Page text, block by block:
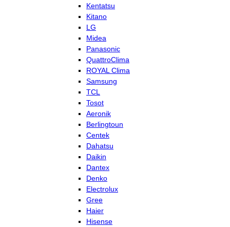
Kentatsu
Kitano
LG
Midea
Panasonic
QuattroClima
ROYAL Clima
Samsung
TCL
Tosot
Aeronik
Berlingtoun
Centek
Dahatsu
Daikin
Dantex
Denko
Electrolux
Gree
Haier
Hisense